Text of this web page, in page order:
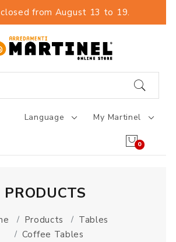
from August 13 to 19.
Language My Martinel
0
PRODUCTS
Products
Tables
Coffee Tables